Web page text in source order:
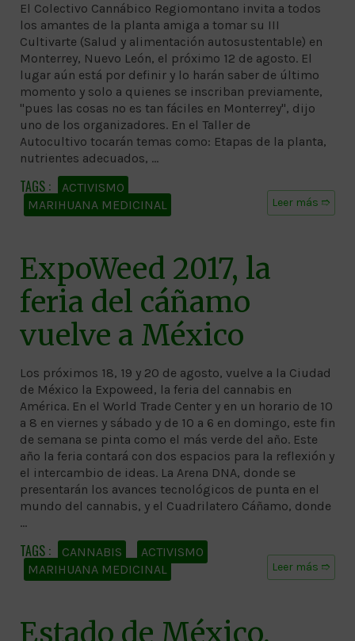
El Colectivo Cannábico Regiomontano invita a todos
los amantes de la planta amiga a tomar su III
Cultivarte (Salud y alimentación autosustentable) en
Monterrey, Nuevo León, el próximo 12 de agosto. El
lugar aún está por definir y lo harán saber de último
momento y solo a quienes se inscriban previamente,
"pues las cosas no es tan fáciles en Monterrey", dijo
uno de los organizadores. En el Taller de
Autocultivo tocarán temas como: Etapas de la planta,
nutrientes adecuados, …
Leer más ➱
ACTIVISMO
MARIHUANA MEDICINAL
ExpoWeed 2017, la
feria del cáñamo
vuelve a México
Los próximos 18, 19 y 20 de agosto, vuelve a la Ciudad
de México la Expoweed, la feria del cannabis en
América. En el World Trade Center y en un horario de 10
a 8 en viernes y sábado y de 10 a 6 en domingo, este fin
de semana se pinta como el más verde del año. Este
año la feria contará con dos espacios para la reflexión y
el intercambio de ideas. La Arena DNA, donde se
presentarán los avances tecnológicos de punta en el
mundo del cannabis, y el Cuadrilatero Cáñamo, donde
…
Leer más ➱
CANNABIS
ACTIVISMO
MARIHUANA MEDICINAL
Estado de México,